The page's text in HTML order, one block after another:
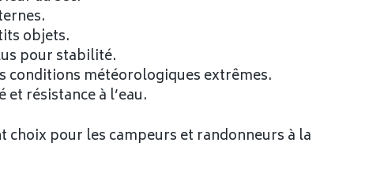
objets.
pour stabilité.
conditions météorologiques extrêmes.
résistance à l’eau.
choix pour les campeurs et randonneurs à la